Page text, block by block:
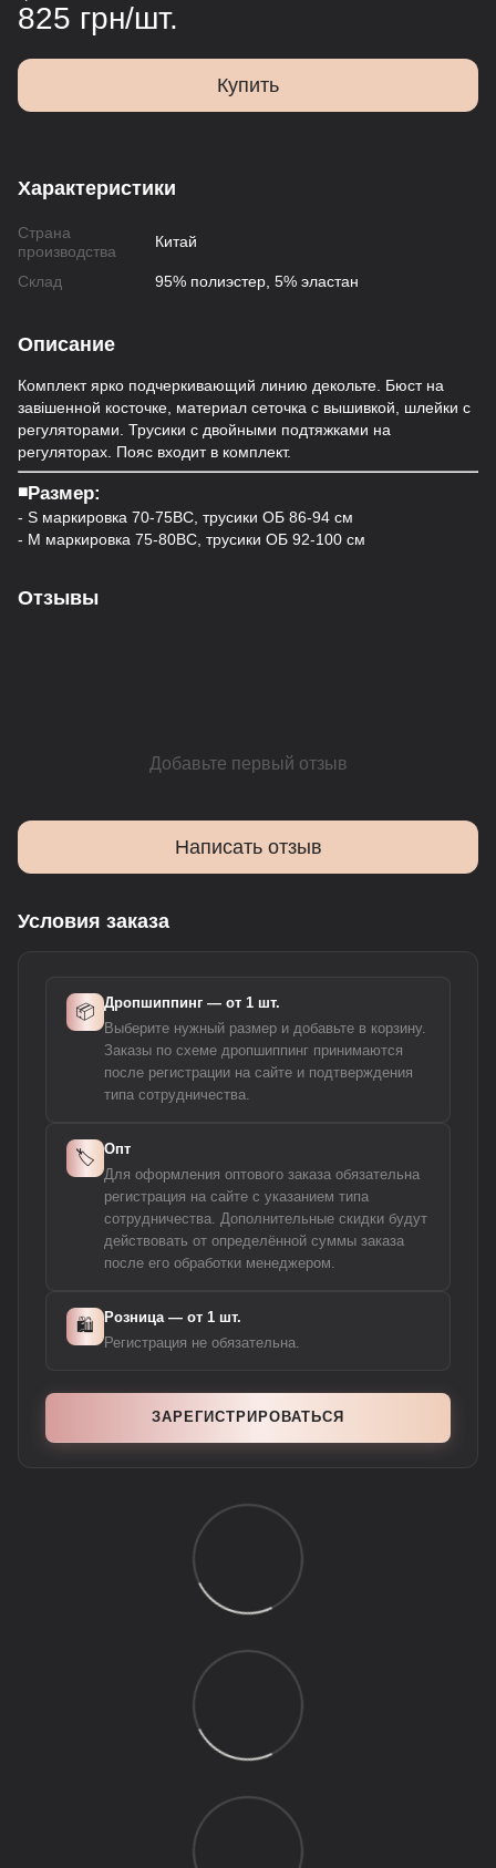
825 грн/шт.
Купить
Характеристики
Страна
производства
Китай
Склад 95% полиэстер, 5% эластан
Описание
Комплект ярко подчеркивающий линию декольте. Бюст на
завішенной косточке, материал сеточка с вышивкой, шлейки с
регуляторами. Трусики с двойными подтяжками на
регуляторах. Пояс входит в комплект.
◾️Размер:
- S маркировка 70-75ВС, трусики ОБ 86-94 см
- M маркировка 75-80ВС, трусики ОБ 92-100 см
Отзывы
Добавьте первый отзыв
Написать отзыв
Условия заказа
📦 Дропшиппинг — от 1 шт.
Выберите нужный размер и добавьте в корзину.
Заказы по схеме дропшиппинг принимаются
после регистрации на сайте и подтверждения
типа сотрудничества.
🏷️ Опт
Для оформления оптового заказа обязательна
регистрация на сайте с указанием типа
сотрудничества. Дополнительные скидки будут
действовать от определённой суммы заказа
после его обработки менеджером.
🛍️ Розница — от 1 шт.
Регистрация не обязательна.
ЗАРЕГИСТРИРОВАТЬСЯ